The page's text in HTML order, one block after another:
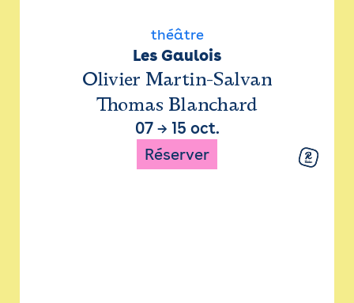
théâtre
Les Gaulois
Olivier Martin-Salvan
Thomas Blanchard
07→ 15 oct.
Réserver